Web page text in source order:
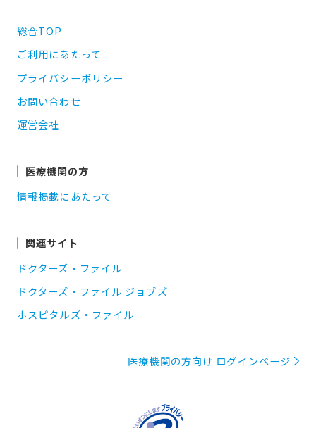
総合TOP
ご利用にあたって
プライバシーポリシー
お問い合わせ
運営会社
医療機関の方
情報掲載にあたって
関連サイト
ドクターズ・ファイル
ドクターズ・ファイル ジョブズ
ホスピタルズ・ファイル
医療機関の方向け ログインページ